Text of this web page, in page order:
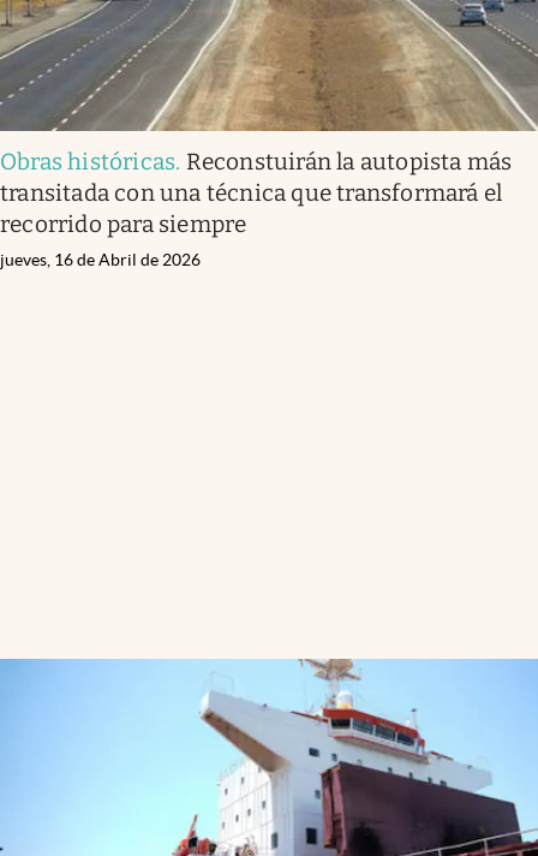
Obras históricas. Reconstuirán la autopista más
transitada con una técnica que transformará el
recorrido para siempre
jueves, 16 de Abril de 2026